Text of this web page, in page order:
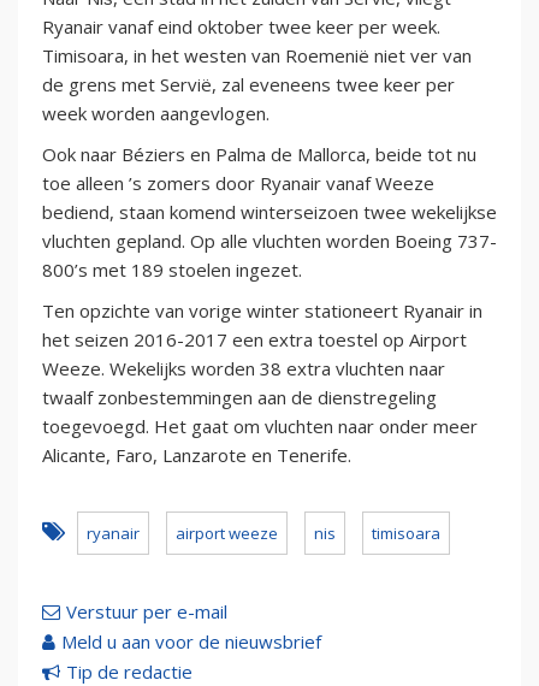
Ryanair vanaf eind oktober twee keer per week.
Timisoara, in het westen van Roemenië niet ver van
de grens met Servië, zal eveneens twee keer per
week worden aangevlogen.
Ook naar Béziers en Palma de Mallorca, beide tot nu
toe alleen ’s zomers door Ryanair vanaf Weeze
bediend, staan komend winterseizoen twee wekelijkse
vluchten gepland. Op alle vluchten worden Boeing 737-
800’s met 189 stoelen ingezet.
Ten opzichte van vorige winter stationeert Ryanair in
het seizen 2016-2017 een extra toestel op Airport
Weeze. Wekelijks worden 38 extra vluchten naar
twaalf zonbestemmingen aan de dienstregeling
toegevoegd. Het gaat om vluchten naar onder meer
Alicante, Faro, Lanzarote en Tenerife.
ryanair airport weeze nis timisoara
Verstuur per e-mail
Meld u aan voor de nieuwsbrief
Tip de redactie